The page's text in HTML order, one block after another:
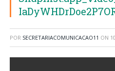
POR SECRETARIACOMUNICACAO11 ON